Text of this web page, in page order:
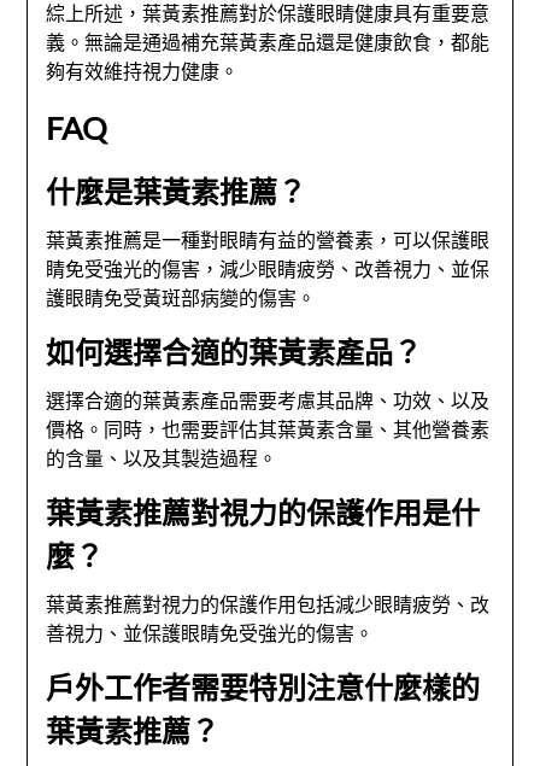
綜上所述，葉黃素推薦對於保護眼睛健康具有重要意
義。無論是通過補充葉黃素產品還是健康飲食，都能
夠有效維持視力健康。
FAQ
什麼是葉黃素推薦？
葉黃素推薦是一種對眼睛有益的營養素，可以保護眼
睛免受強光的傷害，減少眼睛疲勞、改善視力、並保
護眼睛免受黃斑部病變的傷害。
如何選擇合適的葉黃素產品？
選擇合適的葉黃素產品需要考慮其品牌、功效、以及
價格。同時，也需要評估其葉黃素含量、其他營養素
的含量、以及其製造過程。
葉黃素推薦對視力的保護作用是什
麼？
葉黃素推薦對視力的保護作用包括減少眼睛疲勞、改
善視力、並保護眼睛免受強光的傷害。
戶外工作者需要特別注意什麼樣的
葉黃素推薦？